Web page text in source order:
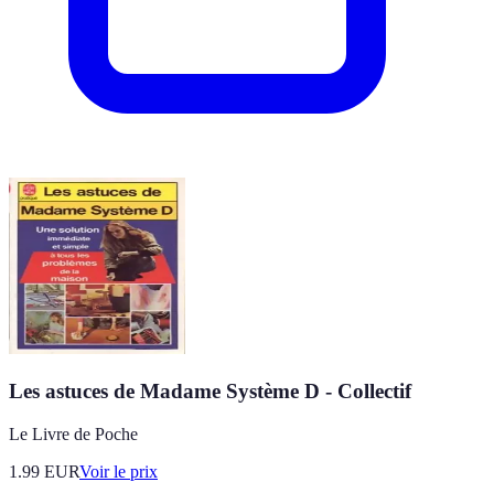
Les astuces de Madame Système D - Collectif
Le Livre de Poche
1.99 EURVoir le prix